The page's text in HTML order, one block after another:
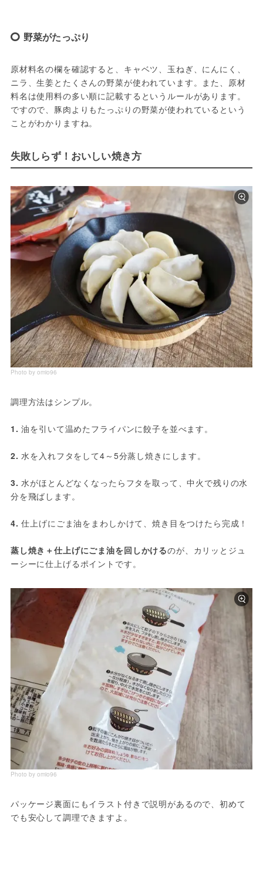
野菜がたっぷり
原材料名の欄を確認すると、キャベツ、玉ねぎ、にんにく、
ニラ、生姜とたくさんの野菜が使われています。また、原材
料名は使用料の多い順に記載するというルールがあります。
ですので、豚肉よりもたっぷりの野菜が使われているという
ことがわかりますね。
失敗しらず！おいしい焼き方
Photo by omio96
調理方法はシンプル。
1. 油を引いて温めたフライパンに餃子を並べます。
2. 水を入れフタをして4～5分蒸し焼きにします。
3. 水がほとんどなくなったらフタを取って、中火で残りの水
分を飛ばします。
4. 仕上げにごま油をまわしかけて、焼き目をつけたら完成！
蒸し焼き＋仕上げにごま油を回しかけるのが、カリッとジュ
ーシーに仕上げるポイントです。
Photo by omio96
パッケージ裏面にもイラスト付きで説明があるので、初めて
でも安心して調理できますよ。